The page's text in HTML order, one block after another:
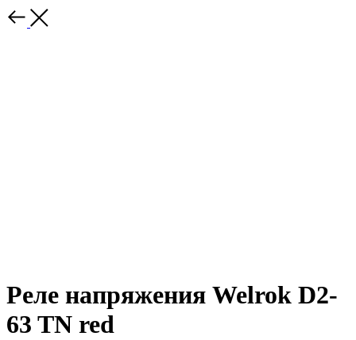
Реле напряжения Welrok D2-
63 TN red